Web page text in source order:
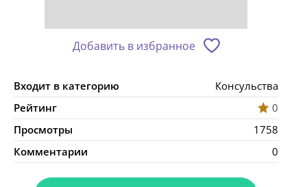
Добавить в избранное
Входит в категорию
Консульства
Рейтинг
0
Просмотры
1758
Комментарии
0